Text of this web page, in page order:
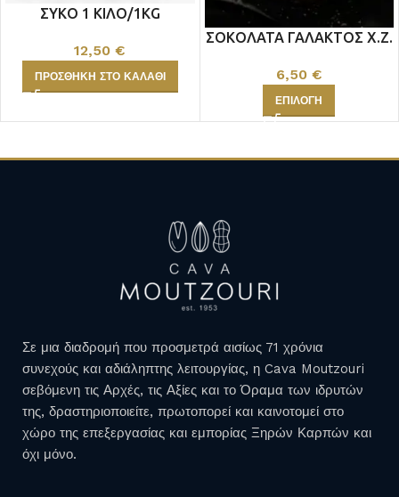
ΣΥΚΟ 1 ΚΙΛΟ/1KG
12,50€
ΠΡΟΣΘΉΚΗ ΣΤΟ ΚΑΛΆΘΙ
ΣΟΚΟΛΑΤΑ ΓΑΛΑΚΤΟΣ Χ.Ζ.
6,50 €
ΕΠΙΛΟΓΉ
Σε μια διαδρομή που προσμετρά αισίως 71 χρόνια
συνεχούς και αδιάληπτης λειτουργίας, η Cava Moutzouri
σεβόμενη τις Αρχές, τις Αξίες και το Όραμα των ιδρυτών
της, δραστηριοποιείτε, πρωτοπορεί και καινοτομεί στο
χώρο της επεξεργασίας και εμπορίας Ξηρών Καρπών και
όχι μόνο.